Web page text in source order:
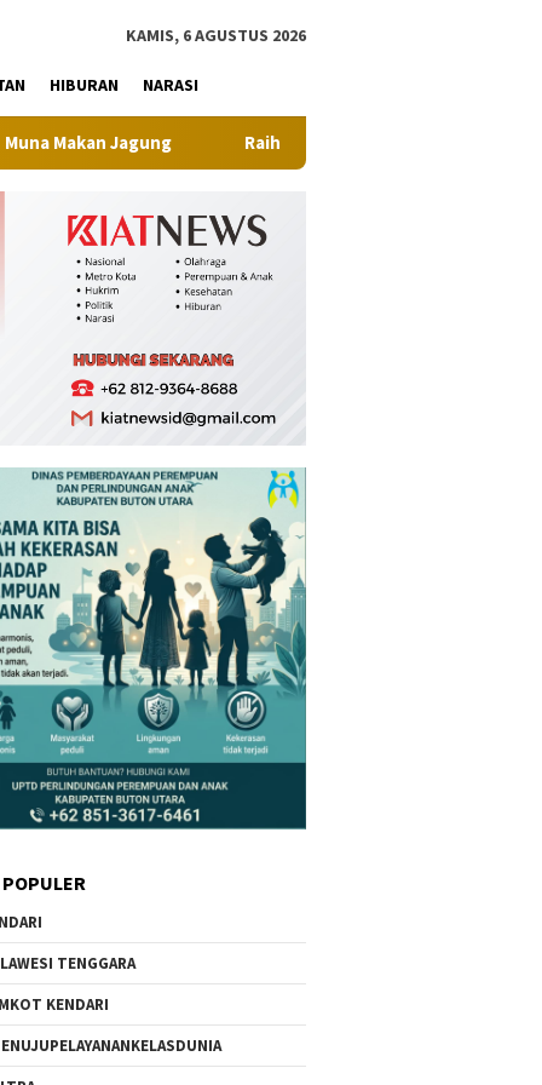
KAMIS, 6 AGUSTUS 2026
HIBURAN NARASI
Raih Juara I Nona Indonesia Sultra 2026, Maliqa
TENGGARA
KENDARI